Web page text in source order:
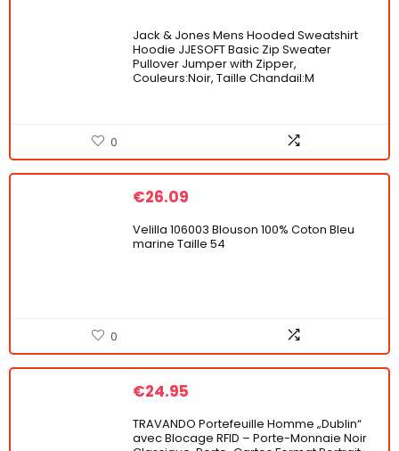
Jack & Jones Mens Hooded Sweatshirt
Hoodie JJESOFT Basic Zip Sweater
Pullover Jumper with Zipper,
Couleurs:Noir, Taille Chandail:M
0
€26.09
Velilla 106003 Blouson 100% Coton Bleu
marine Taille 54
0
€24.95
TRAVANDO Portefeuille Homme „Dublin“
avec Blocage RFID – Porte-Monnaie Noir